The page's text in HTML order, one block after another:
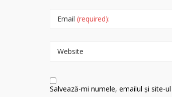
Email (required):
Website
Salvează-mi numele, emailul și site-